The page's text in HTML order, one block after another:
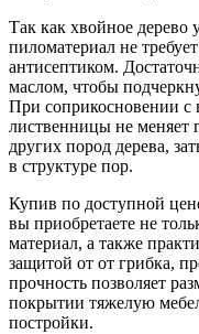
Так как хвойное дерево
пиломатериал не
антисептиком.
маслом, чтобы
При соприкосновении с
лиственницы не меняет
других пород дерева,
в структуре пор.
Купив по доступной
вы приобретаете не
материал, а также
защитой от от грибка,
прочность позволяет
покрытии тяжелую
постройки.